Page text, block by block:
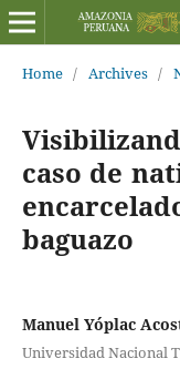
Home / Archives /
caso de
baguazo
Manuel Yóplac
Universidad Nacional